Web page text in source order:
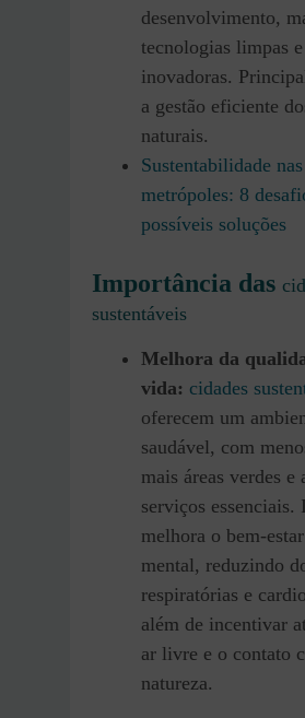
desenvolvimento,
tecnologias limpas e
inovadoras.
a gestão eficiente
naturais.
Sustentabilidade nas
metrópoles: 8
possíveis soluções
Importância das
sustentáveis
Melhora da
vida: cidades
oferecem um
saudável, com
mais áreas verdes e
serviços essenciais.
melhora o bem-
mental, reduzindo
respiratórias e
além de incentivar
ar livre e o contato
natureza.